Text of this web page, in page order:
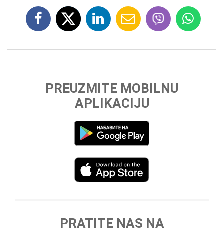
PREUZMITE MOBILNU
APLIKACIJU
PRATITE NAS NA